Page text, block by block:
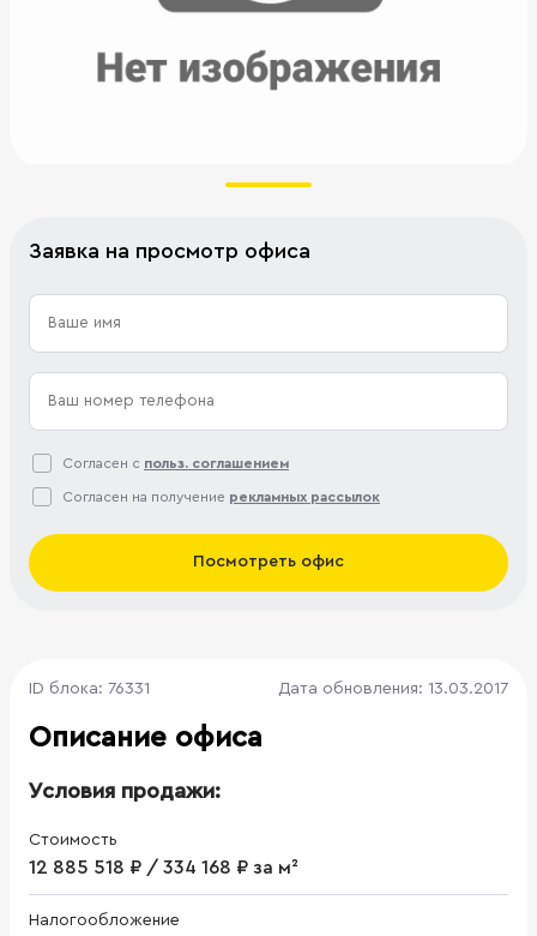
Заявка на просмотр офиса
Согласен с польз. соглашением
Согласен на получение рекламных рассылок
Посмотреть офис
ID блока: 76331 Дата обновления: 13.03.2017
Описание офиса
Условия продажи:
Стоимость
12 885 518 ₽ / 334 168 ₽ за м²
Налогообложение